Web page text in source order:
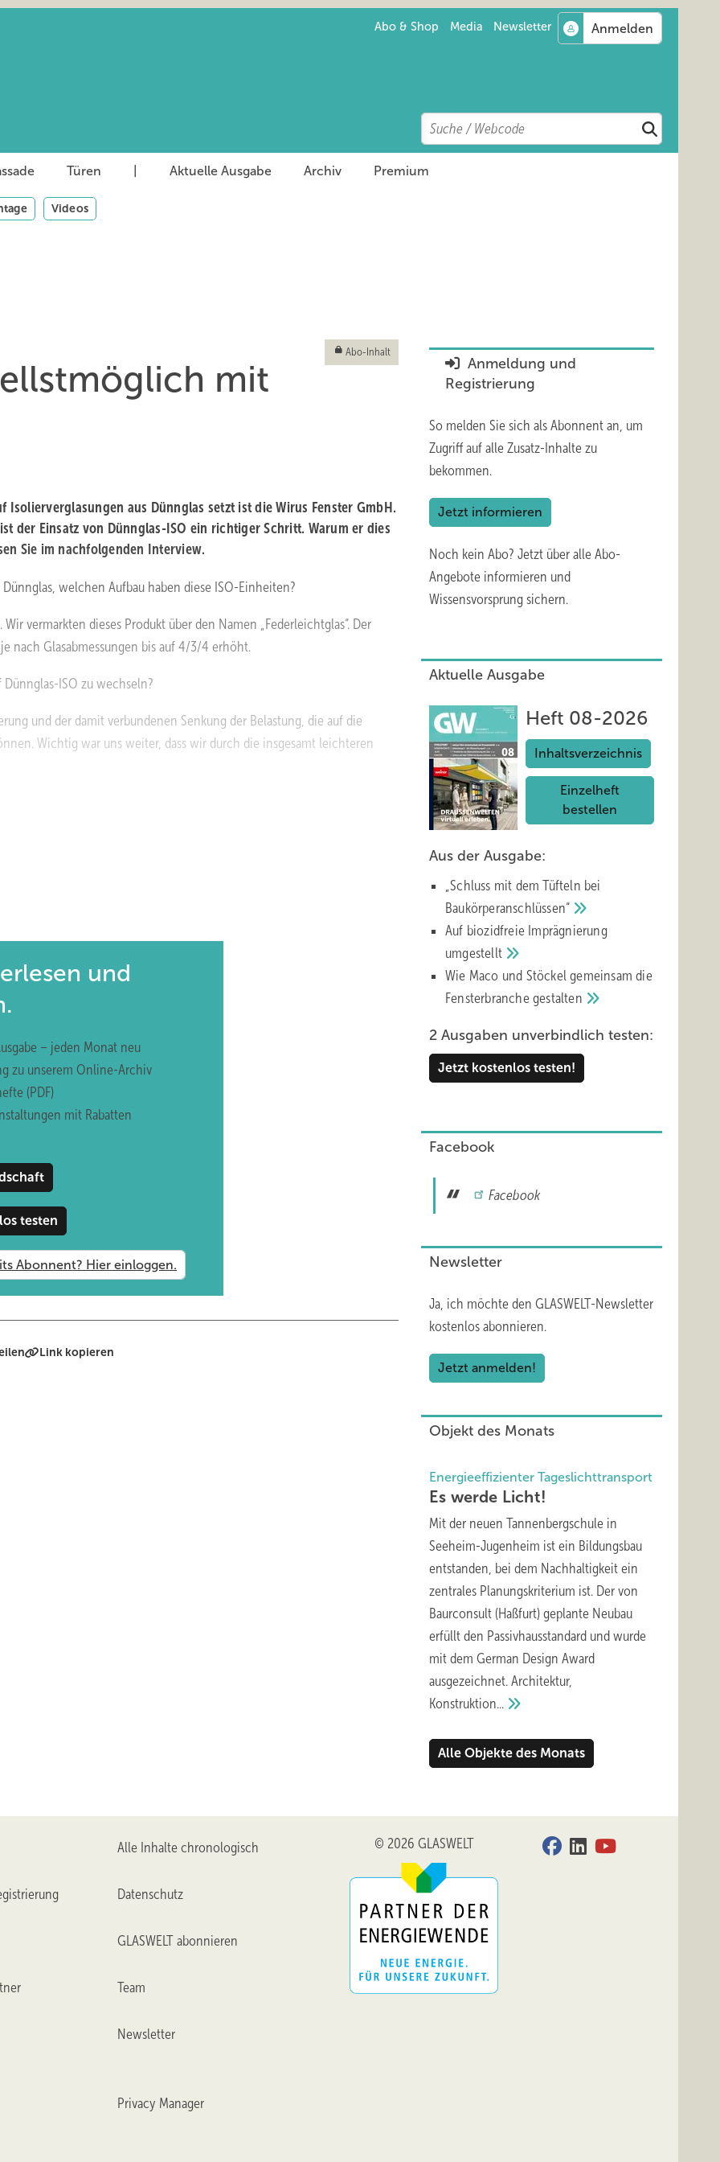
Abo & Shop Media Newsletter
Search
Suchen
Türen Aktuelle Ausgabe Archiv Premium
Videos
Abo-Inhalt
mit
Isolierverglasungen aus Dünnglas setzt ist die Wirus Fenster GmbH.
der Einsatz von Dünnglas-ISO ein richtiger Schritt. Warum er dies
Sie im nachfolgenden Interview.
welchen Aufbau haben diese ISO-Einheiten?
vermarkten dieses Produkt über den Namen „Federleichtglas“. Der
nach Glasabmessungen bis auf 4/3/4 erhöht.
ISO zu wechseln?
und der damit verbundenen Senkung der Belastung, die auf die
Wichtig war uns weiter, dass wir durch die insgesamt leichteren
Ihrer Fertigung, wenn ja, was musste angepasst werden?
verarbeitet.
Belastung der Monteure wird erheblich verringert und schont deren
15-Isoliergläsern, wie gehen Sie damit um?
Der zusätzliche Sicherheitsaspekt durch das vorgespannte Glas TVG
in Sachen Qualität?
immer stimmen muss, spielen die Zuverlässigkeit, die Kompetenz
pünktliche Abwicklung eine ebenso große Rolle. Dazu kommt, dass
Fenster umsteigen möchte, was würden Sie ihm empfehlen?
und
– jeden Monat neu
zu unserem Online-Archiv
(PDF)
mit Rabatten
testen
Link kopieren
Anmeldung und
Registrierung
So melden Sie sich als Abonnent an, um
Zugriff auf alle Zusatz-Inhalte zu
bekommen.
Jetzt informieren
Noch kein Abo? Jetzt über alle Abo-
Angebote informieren und
Wissensvorsprung sichern.
Aktuelle Ausgabe
Heft 08-2026
Inhaltsverzeichnis
Einzelheft
bestellen
Aus der Ausgabe:
„Schluss mit d em Tüfteln bei
Baukörperanschlüssen“
Auf biozidfreie Imprägnierung
umgestellt
Wie Maco und Stöckel gemeinsam die
Fensterbranche gestalten
2 Ausgaben unverbindlich testen:
Jetzt kostenlos testen!
Facebook
Facebook
Newsletter
Ja, ich möchte den GLASWELT-Newsletter
kostenlos abonnieren.
Jetzt anmelden!
Objekt des Monats
Energieeffizienter Tageslichttransport
Es werde Licht!
Mit der neuen Tannenbergschule in
Seeheim-Jugenheim ist ein Bildungsbau
entstanden, bei dem Nachhaltigkeit ein
zentrales Planungskriterium ist. Der von
Baurconsult (Haßfurt) geplante Neubau
erfüllt den Passivhausstandard und wurde
mit dem German Design Award
ausgezeichnet. Architektur,
Konstruktion...
Alle Objekte des Monats
Alle Inhalte chronologisch
Datenschutz
GLASWELT abonnieren
Team
Newsletter
Privacy Manager
© 2026 GLASWELT